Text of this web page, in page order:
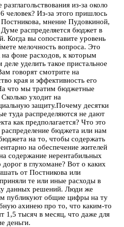
из-за около
человек? Из-за этого пришлось
мнение Пудовкиной,
распределяется бюджет в
Когда вы сопоставите уровень
мелочность вопроса. Это
на фоне расходов, к которым
уделить такое пристальное
говорят смотрите на
края и эффективность его
что мы тратим бюджетные
уходит на
защиту.Почему десятки
туда распределяются не дают
как предполагается? Что это
бюджета или нам
на то, чтобы содержать
на обеспечение жителей
содержание нерентабильных
в глухомане? Вот о каких
от Постникова или
те или иные расходы в
данных решений. Люди же
публикуют общие цифры на ту
ахинею про то, что каким-то
1,5 тысяч в месяц, что даже для
деньги.